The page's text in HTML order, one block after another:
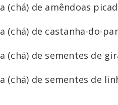
(chá) de amêndoas
(chá) de castanha-do-
(chá) de sementes de
(chá) de sementes de